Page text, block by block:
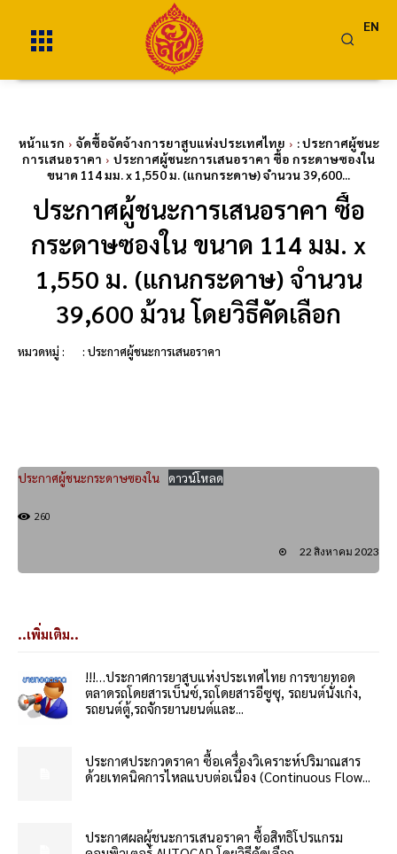
EN
หน้าแรก จัดซื้อจัดจ้างการยาสูบแห่งประเทศไทย
: ประกาศผู้ชนะ
การเสนอราคา
ประกาศผู้ชนะการเสนอราคา ซื้อ กระดาษซองใน
ขนาด 114 มม. x 1,550 ม. (แกนกระดาษ) จำนวน 39,600...
ประกาศผู้ชนะการเสนอราคา ซื้อ
กระดาษซองใน ขนาด 114 มม. x
1,550 ม. (แกนกระดาษ) จำนวน
39,600 ม้วน โดยวิธีคัดเลือก
หมวดหมู่ : : ประกาศผู้ชนะการเสนอราคา
ประกาศผู้ชนะกระดาษซองใน ดาวน์โหลด
260
22 สิงหาคม 2023
..เพิ่มเติม..
!!!…ประกาศการยาสูบแห่งประเทศไทย การขายทอด
ตลาดรถโดยสารเบ็นซ์,รถโดยสารอีซูซุ, รถยนต์นั่งเก๋ง,
รถยนต์ตู้,รถจักรยานยนต์และ...
ประกาศประกวดราคา ซื้อเครื่องวิเคราะห์ปริมาณสาร
ด้วยเทคนิคการไหลแบบต่อเนื่อง (Continuous Flow...
ประกาศผลผู้ชนะการเสนอราคา ซื้อสิทธิโปรแกรม